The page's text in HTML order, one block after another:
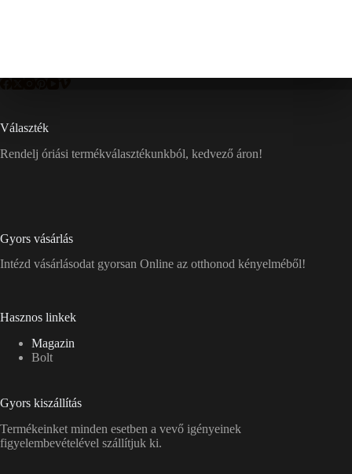
Választék
Rendelj óriási termékválasztékunkból, kedvező áron!
Gyors vásárlás
Intézd vásárlásodat gyorsan Online az otthonod kényelméből!
Hasznos linkek
Magazin
Bolt
Gyors kiszállítás
Termékeinket minden esetben a vevő igényeinek
figyelembevételével szállítjuk ki.